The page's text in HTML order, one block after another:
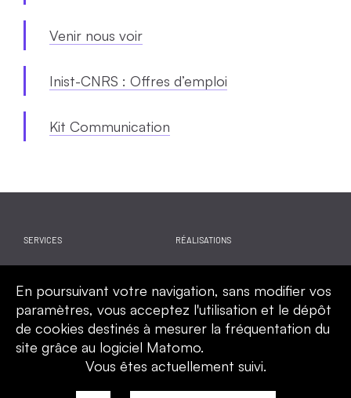
Venir nous voir
Inist-CNRS : Offres d’emploi
Kit Communication
SERVICES RÉALISATIONS
CALENDRIER QUI SOMMES-NOUS
En poursuivant votre navigation, sans modifier vos
paramètres, vous acceptez l'utilisation et le dépôt
de cookies destinés à mesurer la fréquentation du
site grâce au logiciel Matomo.
Vous êtes actuellement suivi.